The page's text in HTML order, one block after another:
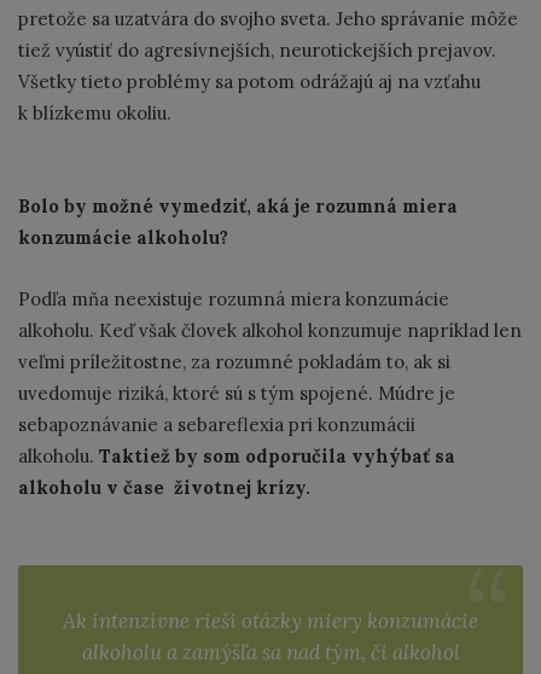
pretože sa uzatvára do svojho sveta. Jeho správanie môže
tiež vyústiť do agresívnejších, neurotickejších prejavov.
Všetky tieto problémy sa potom odrážajú aj na vzťahu
k blízkemu okoliu.
Bolo by možné vymedziť, aká je rozumná miera
konzumácie alkoholu?
Podľa mňa neexistuje rozumná miera konzumácie
alkoholu. Keď však človek alkohol konzumuje napríklad len
veľmi príležitostne, za rozumné pokladám to, ak si
uvedomuje riziká, ktoré sú s tým spojené. Múdre je
sebapoznávanie a sebareflexia pri konzumácii
alkoholu. Taktiež by som odporučila vyhýbať sa
alkoholu v čase životnej krízy.
Ak intenzívne rieši otázky miery konzumácie
alkoholu a zamýšľa sa nad tým, či alkohol